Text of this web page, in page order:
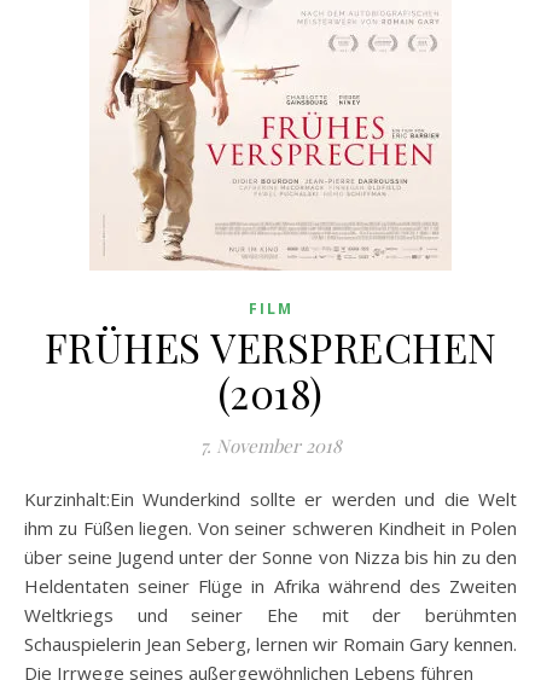
FILM
FRÜHES VERSPRECHEN
(2018)
7. November 2018
Kurzinhalt:Ein Wunderkind sollte er werden und die Welt
ihm zu Füßen liegen. Von seiner schweren Kindheit in Polen
über seine Jugend unter der Sonne von Nizza bis hin zu den
Heldentaten seiner Flüge in Afrika während des Zweiten
Weltkriegs und seiner Ehe mit der berühmten
Schauspielerin Jean Seberg, lernen wir Romain Gary kennen.
Die Irrwege seines außergewöhnlichen Lebens führen